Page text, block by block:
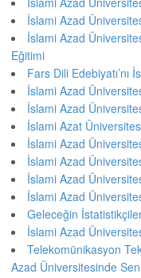
İslami Azad
İslami Azad
Eğitimi
Fars Dili
İslami Azad
İslami Azad
İslami Azat
İslami Azad
İslami Azad
İslami Azad
İslami Azad
Geleceğin
İslami Azad
Telekomünikasyon
Azad Üniversitesinde